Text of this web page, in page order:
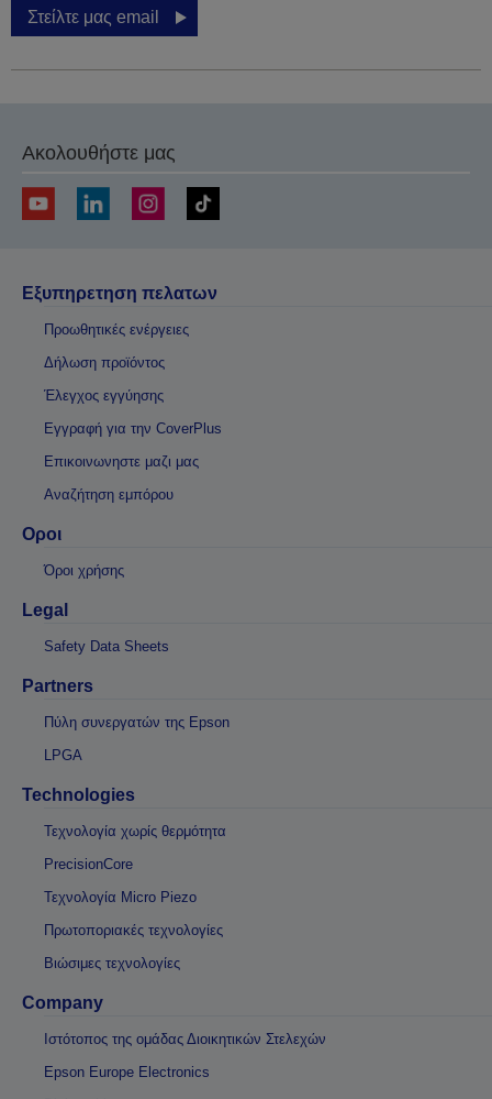
Στείλτε μας email
Ακολουθήστε μας
Εξυπηρετηση πελατων
Προωθητικές ενέργειες
Δήλωση προϊόντος
Έλεγχος εγγύησης
Εγγραφή για την CoverPlus
Επικοινωνηστε μαζι μας
Αναζήτηση εμπόρου
Οροι
Όροι χρήσης
Legal
Safety Data Sheets
Partners
Πύλη συνεργατών της Epson
LPGA
Technologies
Τεχνολογία χωρίς θερμότητα
PrecisionCore
Τεχνολογία Micro Piezo
Πρωτοποριακές τεχνολογίες
Βιώσιμες τεχνολογίες
Company
Ιστότοπος της ομάδας Διοικητικών Στελεχών
Epson Europe Electronics